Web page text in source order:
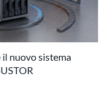
nuovo sistema